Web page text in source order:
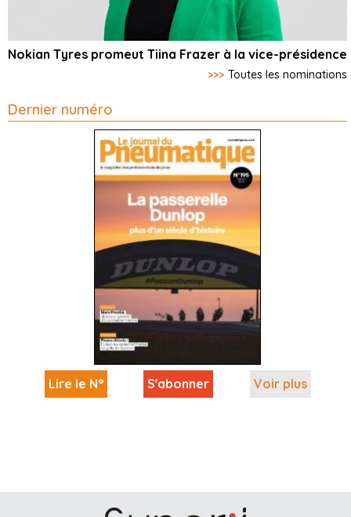
Nokian Tyres promeut Tiina Frazer à la vice-présidence
>>> Toutes les nominations
Dernier numéro
Lire le N° S'abonner Voir plus